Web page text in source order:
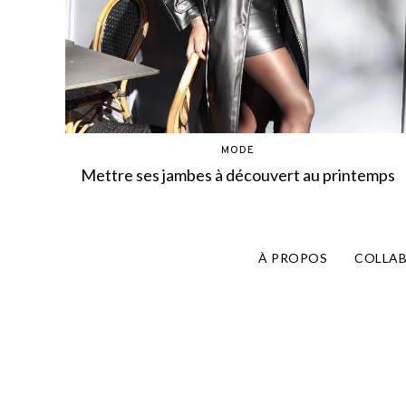
MODE
Mettre ses jambes à découvert au printemps
À PROPOS